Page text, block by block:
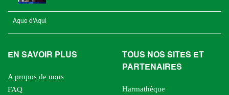
Aquo d'Aqui
EN SAVOIR PLUS
A propos de nous
FAQ
TOUS NOS SITES ET
PARTENAIRES
Harmathèque